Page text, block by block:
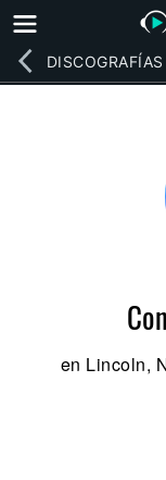
DISCOGRAFÍAS
en Lincoln,